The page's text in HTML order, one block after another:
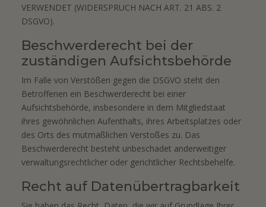
VERWENDET (WIDERSPRUCH NACH ART. 21 ABS. 2
DSGVO).
Beschwerde­recht bei der
zuständigen Aufsichts­behörde
Im Falle von Verstößen gegen die DSGVO steht den
Betroffenen ein Beschwerderecht bei einer
Aufsichtsbehörde, insbesondere in dem Mitgliedstaat
ihres gewöhnlichen Aufenthalts, ihres Arbeitsplatzes oder
des Orts des mutmaßlichen Verstoßes zu. Das
Beschwerderecht besteht unbeschadet anderweitiger
verwaltungsrechtlicher oder gerichtlicher Rechtsbehelfe.
Recht auf Daten­übertrag­barkeit